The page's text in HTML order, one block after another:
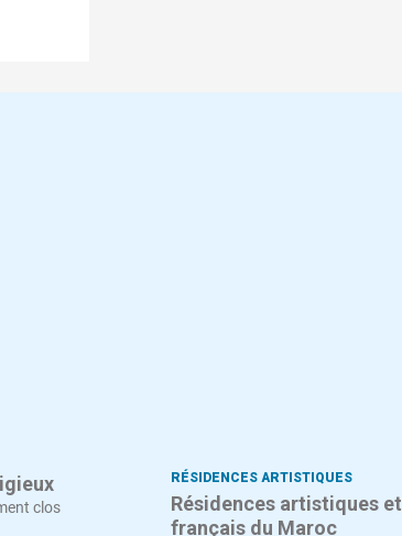
clos
RÉSIDENCES ARTISTIQUES
Résidences artistiques
français du Maroc